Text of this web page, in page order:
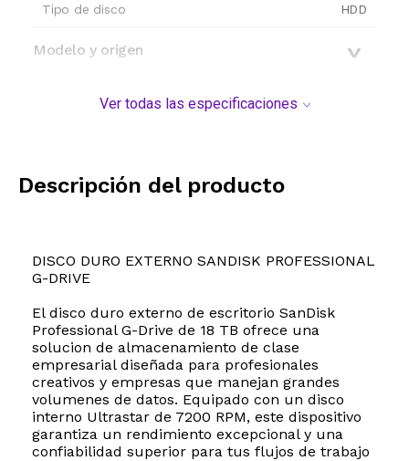
Tipo de disco HDD
Modelo y origen
Ver todas las especificaciones
Descripción del producto
DISCO DURO EXTERNO SANDISK PROFESSIONAL
G-DRIVE
El disco duro externo de escritorio SanDisk
Professional G-Drive de 18 TB ofrece una
solucion de almacenamiento de clase
empresarial diseñada para profesionales
creativos y empresas que manejan grandes
volumenes de datos. Equipado con un disco
interno Ultrastar de 7200 RPM, este dispositivo
garantiza un rendimiento excepcional y una
confiabilidad superior para tus flujos de trabajo